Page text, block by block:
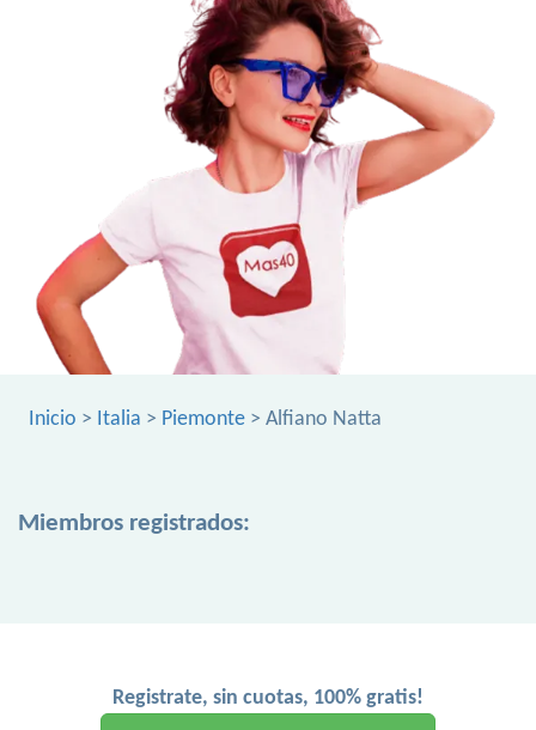
Inicio > Italia > Piemonte > Alfiano Natta
Miembros registrados:
Registrate, sin cuotas, 100% gratis!